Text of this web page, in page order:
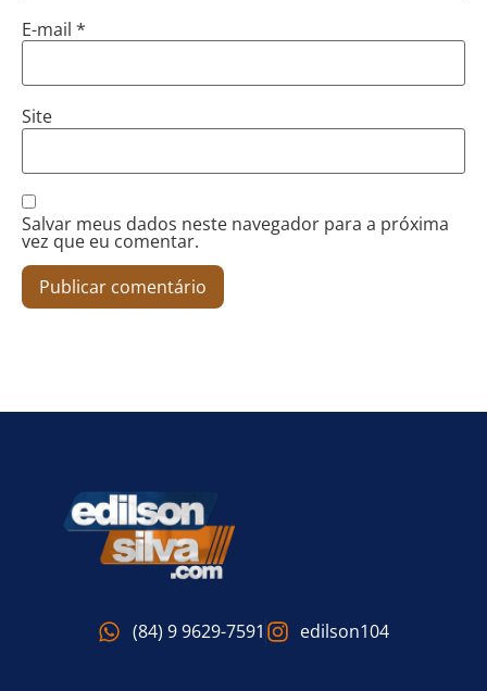
E-mail *
Site
Salvar meus dados neste navegador para a próxima
vez que eu comentar.
(84) 9 9629-7591 edilson104